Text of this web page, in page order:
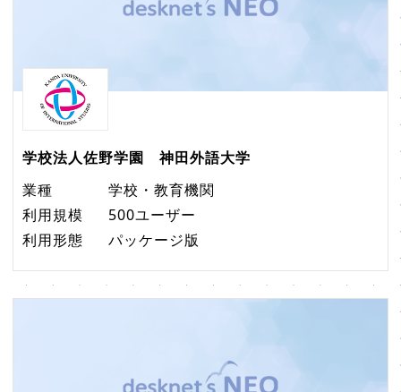
学校法人佐野学園 神田外語大学
業種
学校・教育機関
利用規模
500ユーザー
利用形態
パッケージ版